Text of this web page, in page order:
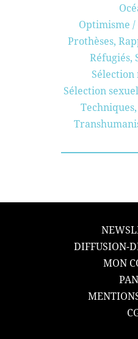
Optimisme /
Prothèses,
Réfugiés,
Sélection
Techniques,
DIFFUSION-
MON